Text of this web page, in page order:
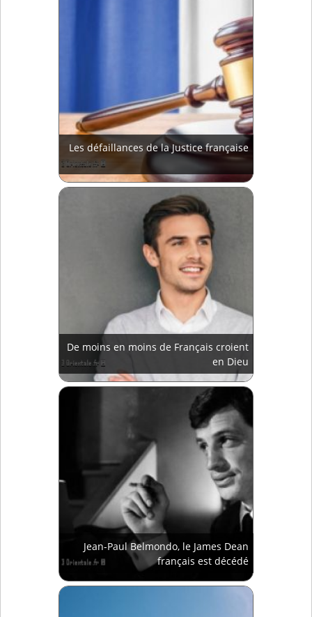
Les défaillances de la Justice française
De moins en moins de Français croient
en Dieu
Jean-Paul Belmondo, le James Dean
français est décédé